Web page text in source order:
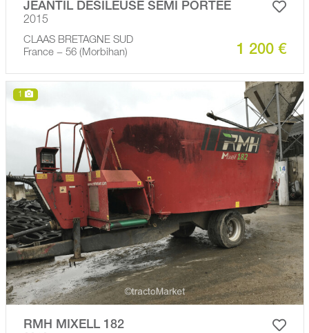
JEANTIL DESILEUSE SEMI PORTEE
2015
CLAAS BRETAGNE SUD
France − 56 (Morbihan)
1 200 €
1
RMH MIXELL 182